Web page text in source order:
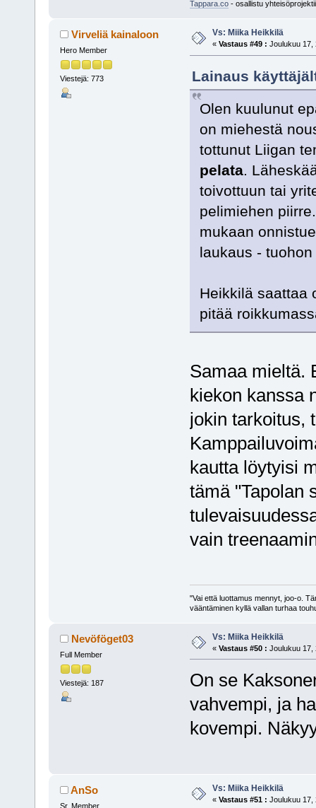
Tappara.co- osallistu
Virveliä kainaloon
Hero Member
Viestejä: 773
Vs: Miika Heikkilä
« Vastaus #49 : Joulukuu 17,
Lainaus
Olen kuulunut
on miehestä
tottunut Liigan
pelata.
toivottuun tai
pelimiehen
mukaan
laukaus -
Heikkilä saattaa
pitää
Samaa mieltä.
kiekon kanssa
jokin tarkoitus,
kautta löytyisi
tämä "Tapolan
vain
"Vai että luottamus mennyt, joo-o.
vääntäminen kyllä vallan turhaa
Nevöföget03
Full Member
Viestejä: 187
Vs: Miika Heikkilä
« Vastaus #50 : Joulukuu 17,
On se
vahvempi, ja
kovempi.
AnSo
Sr. Member
Vs: Miika Heikkilä
« Vastaus #51 : Joulukuu 17,